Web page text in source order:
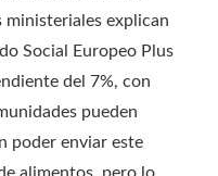
ministeriales explican
Social Europeo Plus
del 7%, con
pueden
poder enviar este